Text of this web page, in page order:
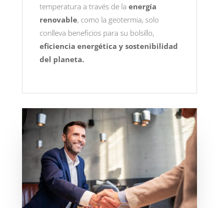
temperatura a través de la energía
renovable, como la geotermia, solo
conlleva beneficios para su bolsillo,
eficiencia energética y sostenibilidad
del planeta.